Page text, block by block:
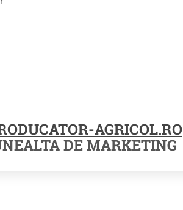
AGRICOL.RO
DE MARKETING